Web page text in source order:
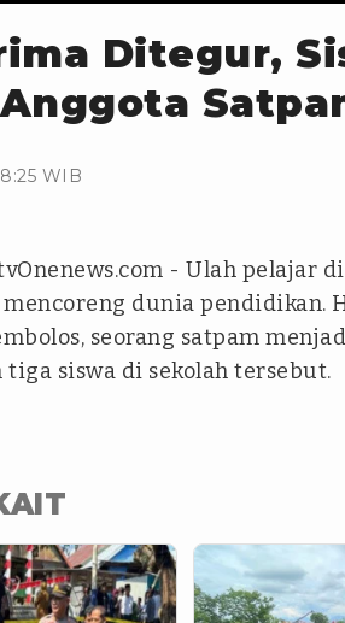
Ditegur,
WIB
- Ulah pelajar di
mencoreng dunia pendidikan.
seorang satpam
tiga siswa di sekolah tersebut.